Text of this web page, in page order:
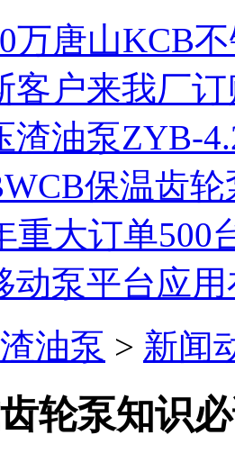
万唐山KCB
客户来我厂
渣油泵ZYB-
保温齿
重大订单500
动泵平台应
渣油泵 > 新闻
轮泵知识